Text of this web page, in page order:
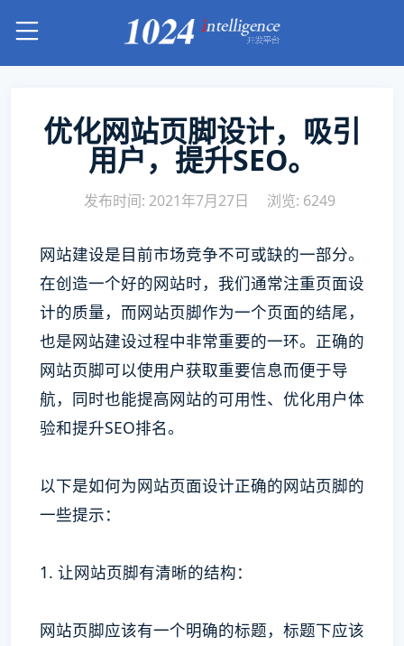
优化网站页脚设计，吸引
用户，提升SEO。
发布时间: 2021年7月27日 浏览: 6249
网站建设是目前市场竞争不可或缺的一部分。
在创造一个好的网站时，我们通常注重页面设
计的质量，而网站页脚作为一个页面的结尾，
也是网站建设过程中非常重要的一环。正确的
网站页脚可以使用户获取重要信息而便于导
航，同时也能提高网站的可用性、优化用户体
验和提升SEO排名。
以下是如何为网站页面设计正确的网站页脚的
一些提示：
1. 让网站页脚有清晰的结构：
网站页脚应该有一个明确的标题，标题下应该